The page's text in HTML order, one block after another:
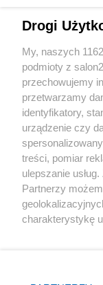
Sport
Kultura
X
Drogi
My, naszych
podmioty z
przechowujemy
przetwarzamy
identyfikatory,
urządzenie czy
treści, pomiar
ulepszanie
Partnerzy
charakterystykę
zmienić/wycofać